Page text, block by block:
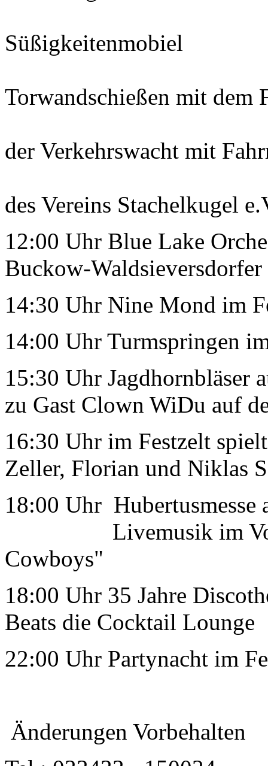
Süßigkeitenmobiel
Torwandschießen mit dem
der Verkehrswacht mit
des Vereins Stachelkugel
12:00 Uhr Blue Lake
Buckow-
14:30 Uhr Nine Mond im
14:00 Uhr Turmspringen
15:30 Uhr
zu Gast Clown WiDu auf
16:30 Uhr im Festzelt
Zeller, Florian und Niklas
18:00 Uhr Hubertusmesse
Livemusik im
Cowboys"
18:00 Uhr 35 Jahre
Beats die Cocktail Lounge
22:00 Uhr Partynacht im
Änderungen Vorbehalten